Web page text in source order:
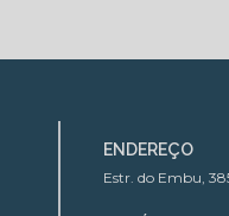
ENDEREÇO
Estr. do Embu,